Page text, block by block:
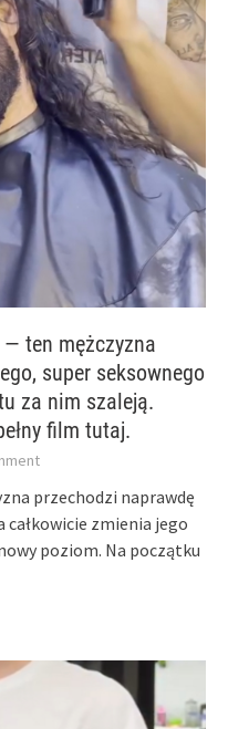
ten mężczyzna
super seksownego
za nim szaleją.
film tutaj.
przechodzi naprawdę
zmienia jego
poziom. Na początku